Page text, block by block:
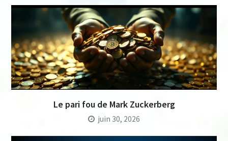
Le pari fou de Mark Zuckerberg
juin 30, 2026